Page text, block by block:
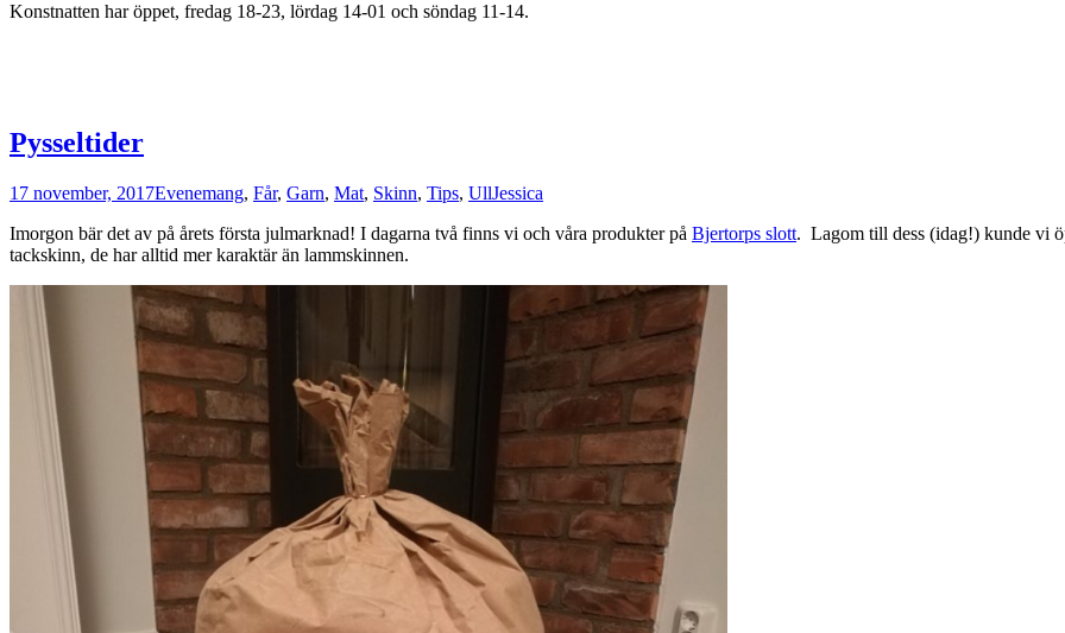
Konstnatten har öppet, fredag 18-23, lördag 14-01 och söndag 11-14.
Pysseltider
17 november, 2017Evenemang, Får, Garn, Mat, Skinn, Tips, UllJessica
Imorgon bär det av på årets första julmarknad! I dagarna två finns vi och våra produkter på Bjertorps slott. Lagom till dess (idag!) kunde vi
tackskinn, de har alltid mer karaktär än lammskinnen.